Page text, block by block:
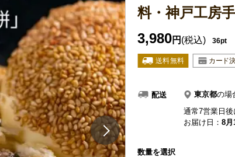
料・神戸工房
3,980円 (税込) 36pt
配送 東京都の場
通常7営業日
お届け日： 8月
数量を選択